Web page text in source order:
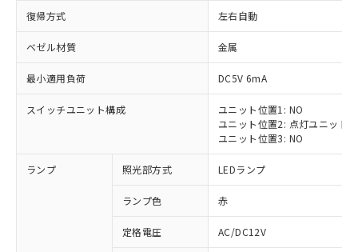
復帰方式 左右自動
ベゼル材質 金属
最小適用負荷 DC5V 6mA
スイッチユニット構成
ユニット位置1: NO
ユニット位置2: 点灯ユニット
ユニット位置3: NO
ランプ 照光部方式 LEDランプ
ランプ色 赤
定格電圧 AC/DC12V